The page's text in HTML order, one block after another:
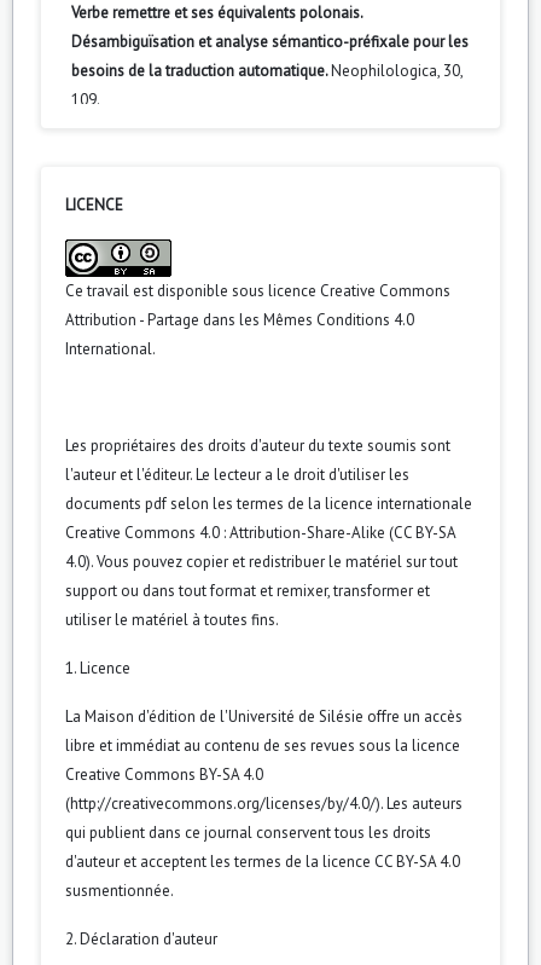
Verbe remettre et ses équivalents polonais.
Désambiguïsation et analyse sémantico-préfixale pour les
besoins de la traduction automatique.Neophilologica, 30,
109.
Désambiguïsation des sens du prédicat adjectival farouche
Neophilologica,
10.31261/NEO.2011.23.13
LICENCE
Ce travail est disponible sous licence Creative Commons
Attribution - Partage dans les Mêmes Conditions 4.0
International.
Les propriétaires des droits d'auteur du texte soumis sont
l'auteur et l'éditeur. Le lecteur a le droit d'utiliser les
documents pdf selon les termes de la licence internationale
Creative Commons 4.0 : Attribution-Share-Alike (CC BY-SA
4.0). Vous pouvez copier et redistribuer le matériel sur tout
support ou dans tout format et remixer, transformer et
utiliser le matériel à toutes fins.
1. Licence
La Maison d'édition de l'Université de Silésie offre un accès
libre et immédiat au contenu de ses revues sous la licence
Creative Commons BY-SA 4.0
(http://creativecommons.org/licenses/by/4.0/). Les auteurs
qui publient dans ce journal conservent tous les droits
d'auteur et acceptent les termes de la licence CC BY-SA 4.0
susmentionnée.
2. Déclaration d'auteur